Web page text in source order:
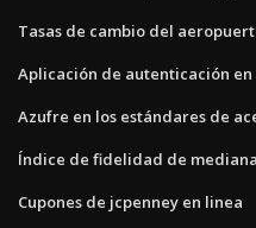
Tasas de cambio del
Aplicación de autenticación en
Azufre en los estándares de
Índice de fidelidad de
Cupones de jcpenney en linea